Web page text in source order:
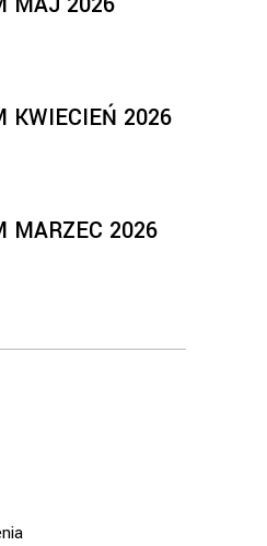
KWIECIEŃ 2026
MARZEC 2026